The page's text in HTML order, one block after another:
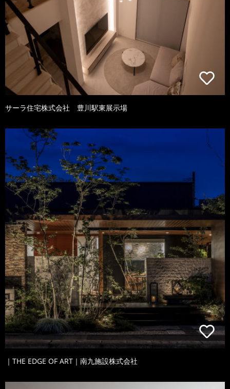
サーラ住宅株式会社 豊川駅東展示場
｜THE EDGE OF ART｜南九施設株式会社